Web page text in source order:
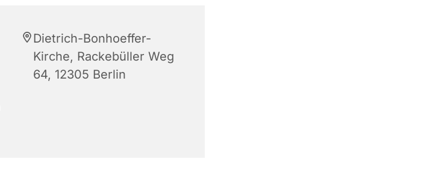
Dietrich-Bonhoeffer-
Kirche, Rackebüller Weg
64, 12305 Berlin